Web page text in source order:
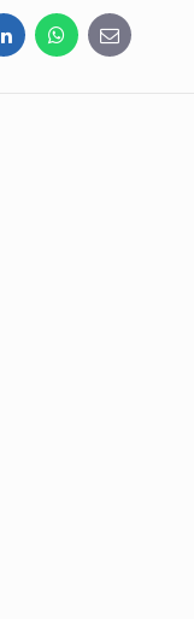
LinkedInWhatsApp
E-
mail